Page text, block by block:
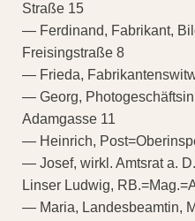
Straße 15
— Ferdinand, Fabrikant,
Freisingstraße 8
— Frieda,
— Georg,
Adamgasse 11
— Heinrich,
— Josef, wirkl. Amtsrat a.
Linser Ludwig,
— Maria, Landesbeamtin,